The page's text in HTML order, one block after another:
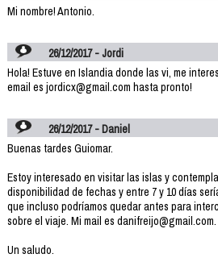
Mi nombre! Antonio.
26/12/2017 - Jordi
Hola! Estuve en Islandia donde las vi, me
email es jordicx@gmail.com hasta pronto!
26/12/2017 - Daniel
Buenas tardes Guiomar.
Estoy interesado en visitar las islas y
disponibilidad de fechas y entre 7 y 10 días
que incluso podríamos quedar antes para
sobre el viaje. Mi mail es danifreijo@gmail.com.
Un saludo.